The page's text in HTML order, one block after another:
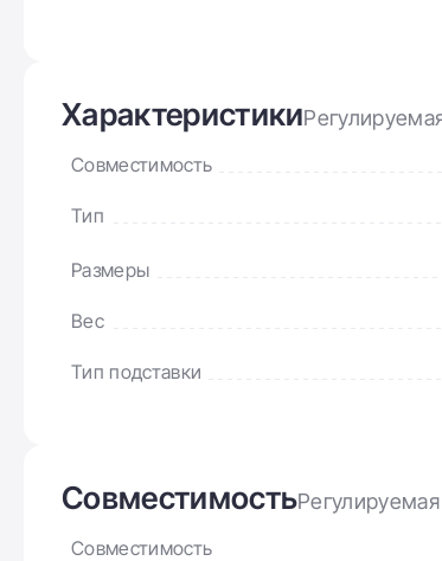
Характеристики
Совместимость
Тип
Размеры
Вес
Тип подставки
Совместимость
Совместимость